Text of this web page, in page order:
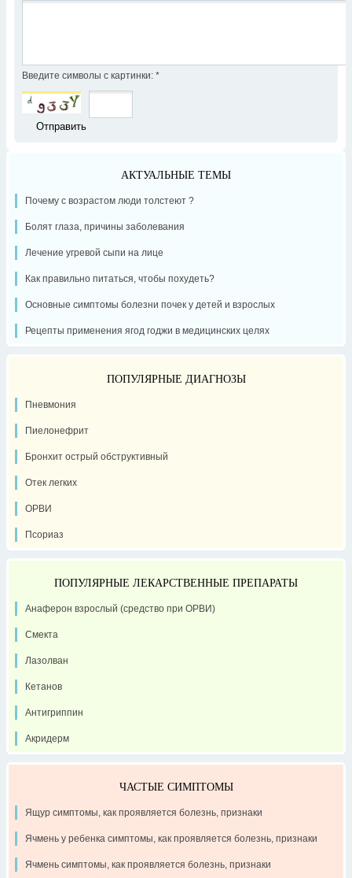
Введите символы с картинки: *
АКТУАЛЬНЫЕ ТЕМЫ
Почему с возрастом люди толстеют ?
Болят глаза, причины заболевания
Лечение угревой сыпи на лице
Как правильно питаться, чтобы похудеть?
Основные симптомы болезни почек у детей и взрослых
Рецепты применения ягод годжи в медицинских целях
ПОПУЛЯРНЫЕ ДИАГНОЗЫ
Пневмония
Пиелонефрит
Бронхит острый обструктивный
Отек легких
ОРВИ
Псориаз
ПОПУЛЯРНЫЕ ЛЕКАРСТВЕННЫЕ ПРЕПАРАТЫ
Анаферон взрослый (средство при ОРВИ)
Смекта
Лазолван
Кетанов
Антигриппин
Акридерм
ЧАСТЫЕ СИМПТОМЫ
Ящур симптомы, как проявляется болезнь, признаки
Ячмень у ребенка симптомы, как проявляется болезнь, признаки
Ячмень симптомы, как проявляется болезнь, признаки